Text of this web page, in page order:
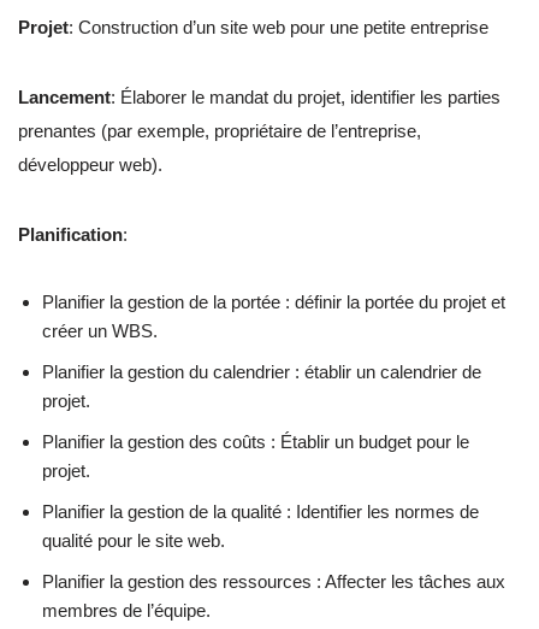
Projet: Construction d’un site web pour une petite entreprise
Lancement: Élaborer le mandat du projet, identifier les parties
prenantes (par exemple, propriétaire de l’entreprise,
développeur web).
Planification:
Planifier la gestion de la portée : définir la portée du projet et
créer un WBS.
Planifier la gestion du calendrier : établir un calendrier de
projet.
Planifier la gestion des coûts : Établir un budget pour le
projet.
Planifier la gestion de la qualité : Identifier les normes de
qualité pour le site web.
Planifier la gestion des ressources : Affecter les tâches aux
membres de l’équipe.